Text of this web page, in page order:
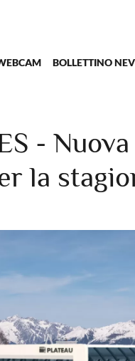
BOLLETTINO
-
la